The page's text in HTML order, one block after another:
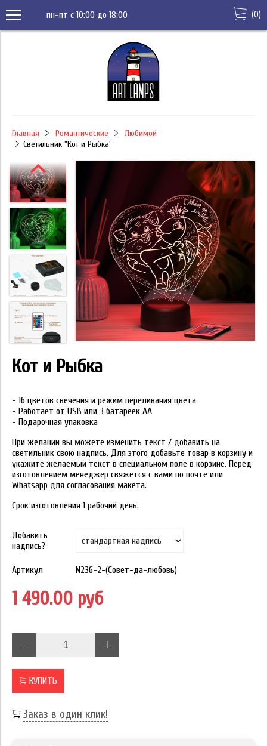
пн-пт с 10:00 до 18:00 (0)
Главная Романтические
Любимой
Светильник "Кот и Рыбка"
Кот и Рыбка
- 16 цветов свечения и режим переливания цвета
- Работает от USB или 3 батареек АА
- Подарочная упаковка
При желании вы можете изменить текст / добавить на
светильник свою надпись. Для этого добавьте товар в корзину и
укажите желаемый текст в специальном поле в корзине. Перед
изготовлением менеджер свяжется с вами по почте или
Whatsapp для согласования макета.
Срок изготовления 1 рабочий день.
Добавить
надпись?
Артикул N236-2-(Совет-да-любовь)
1 490.00 руб
КУПИТЬ
Заказ в один клик!